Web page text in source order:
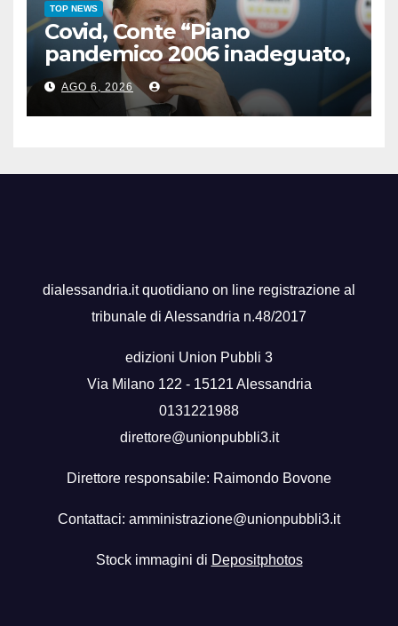
TOP NEWS
Covid, Conte “Piano
pandemico 2006 inadeguato,
virus senza precedenti”
AGO 6, 2026
dialessandria.it quotidiano on line registrazione al
tribunale di Alessandria n.48/2017
edizioni Union Pubbli 3
Via Milano 122 - 15121 Alessandria
0131221988
direttore@unionpubbli3.it
Direttore responsabile: Raimondo Bovone
Contattaci: amministrazione@unionpubbli3.it
Stock immagini di Depositphotos